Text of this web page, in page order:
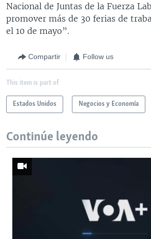
Nacional de Juntas de la Fuerza
promover más de 30 ferias de
el 10 de mayo”.
Compartir Follow us
This item is part of
Estados Unidos Negocios y Economía
Continúe leyendo